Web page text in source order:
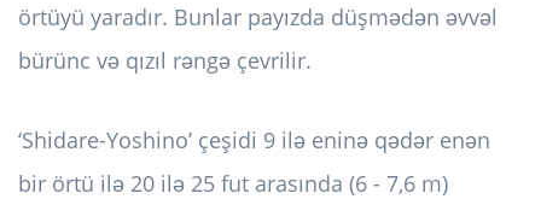
örtüyü yaradır. Bunlar payızda düşmədən əvvəl
bürünc və qızıl rəngə çevrilir.
‘Shidare-Yoshino’ çeşidi 9 ilə eninə qədər enən
bir örtü ilə 20 ilə 25 fut arasında (6 - 7,6 m)